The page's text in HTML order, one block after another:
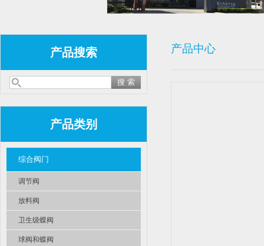
产品搜索
产品类别
综合阀门
调节阀
放料阀
卫生级蝶阀
球阀和蝶阀
产品中心